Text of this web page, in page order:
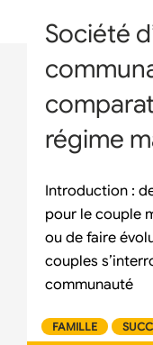
Société
régime
Introduction :
pour le couple
ou de faire
couples
communauté
FAMILLE